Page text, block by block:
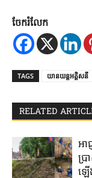
ចែករំលែក
TAGS យានយន្តអគ្គិសនី
RELATED
អា
ប្
ឡ